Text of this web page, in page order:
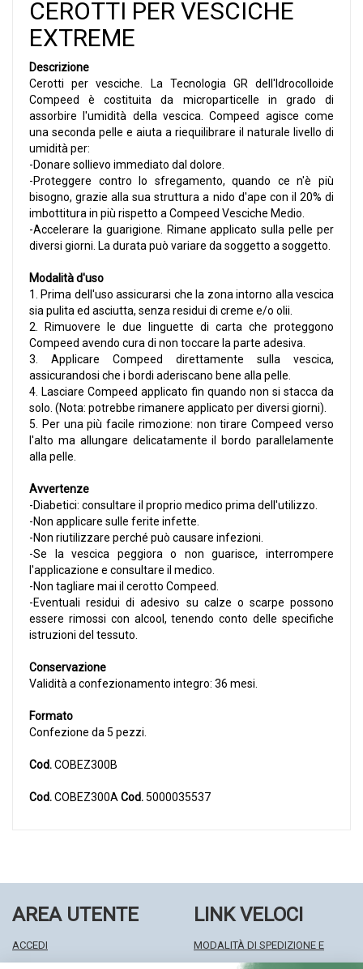
CEROTTI PER VESCICHE
EXTREME
Descrizione
Cerotti per vesciche. La Tecnologia GR dell'Idrocolloide
Compeed è costituita da microparticelle in grado di
assorbire l'umidità della vescica. Compeed agisce come
una seconda pelle e aiuta a riequilibrare il naturale livello di
umidità per:
-Donare sollievo immediato dal dolore.
-Proteggere contro lo sfregamento, quando ce n'è più
bisogno, grazie alla sua struttura a nido d'ape con il 20% di
imbottitura in più rispetto a Compeed Vesciche Medio.
-Accelerare la guarigione. Rimane applicato sulla pelle per
diversi giorni. La durata può variare da soggetto a soggetto.
Modalità d'uso
1. Prima dell'uso assicurarsi che la zona intorno alla vescica
sia pulita ed asciutta, senza residui di creme e/o olii.
2. Rimuovere le due linguette di carta che proteggono
Compeed avendo cura di non toccare la parte adesiva.
3. Applicare Compeed direttamente sulla vescica,
assicurandosi che i bordi aderiscano bene alla pelle.
4. Lasciare Compeed applicato fin quando non si stacca da
solo. (Nota: potrebbe rimanere applicato per diversi giorni).
5. Per una più facile rimozione: non tirare Compeed verso
l'alto ma allungare delicatamente il bordo parallelamente
alla pelle.
Avvertenze
-Diabetici: consultare il proprio medico prima dell'utilizzo.
-Non applicare sulle ferite infette.
-Non riutilizzare perché può causare infezioni.
-Se la vescica peggiora o non guarisce, interrompere
l'applicazione e consultare il medico.
-Non tagliare mai il cerotto Compeed.
-Eventuali residui di adesivo su calze o scarpe possono
essere rimossi con alcool, tenendo conto delle specifiche
istruzioni del tessuto.
Conservazione
Validità a confezionamento integro: 36 mesi.
Formato
Confezione da 5 pezzi.
Cod.COBEZ300B
Cod.COBEZ300ACod.5000035537
AREA UTENTE
ACCEDI
LINK VELOCI
MODALITÀ DI SPEDIZIONE E